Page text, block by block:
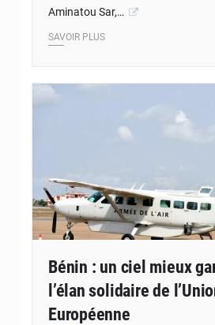
Aminatou Sar,…
SAVOIR PLUS
Bénin : un ciel mieux
l’élan solidaire de
Européenne